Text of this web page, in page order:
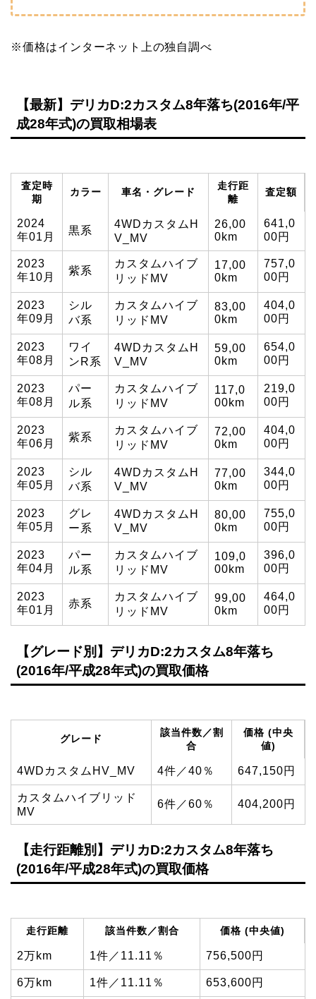
※価格はインターネット上の独自調べ
【最新】デリカD:2カスタム8年落ち(2016年/平
成28年式)の買取相場表
査定時
期
カラー 車名・グレード
走行距
離
査定額
2024
年01月
黒系
4WDカスタムH
V_MV
26,00
0km
641,0
00円
2023
年10月
紫系
カスタムハイブ
リッドMV
17,00
0km
757,0
00円
2023
年09月
シル
バ系
カスタムハイブ
リッドMV
83,00
0km
404,0
00円
2023
年08月
ワイ
ンR系
4WDカスタムH
V_MV
59,00
0km
654,0
00円
2023
年08月
パー
ル系
カスタムハイブ
リッドMV
117,0
00km
219,0
00円
2023
年06月
紫系
カスタムハイブ
リッドMV
72,00
0km
404,0
00円
2023
年05月
シル
バ系
4WDカスタムH
V_MV
77,00
0km
344,0
00円
2023
年05月
グレ
ー系
4WDカスタムH
V_MV
80,00
0km
755,0
00円
2023
年04月
パー
ル系
カスタムハイブ
リッドMV
109,0
00km
396,0
00円
2023
年01月
赤系
カスタムハイブ
リッドMV
99,00
0km
464,0
00円
【グレード別】デリカD:2カスタム8年落ち
(2016年/平成28年式)の買取価格
グレード
該当件数／割
合
価格 (中央
値)
4WDカスタムHV_MV 4件／40％ 647,150円
カスタムハイブリッド
MV
6件／60％ 404,200円
【走行距離別】デリカD:2カスタム8年落ち
(2016年/平成28年式)の買取価格
走行距離 該当件数／割合 価格 (中央値)
2万km 1件／11.11％ 756,500円
6万km 1件／11.11％ 653,600円